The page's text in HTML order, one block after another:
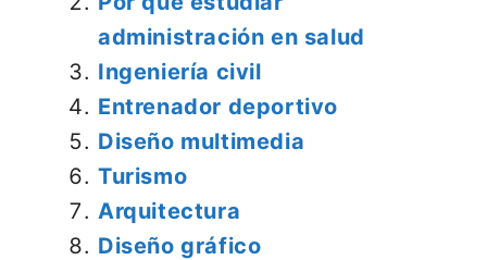
administración en salud
Ingeniería civil
Entrenador deportivo
Diseño multimedia
Turismo
Arquitectura
Diseño gráfico